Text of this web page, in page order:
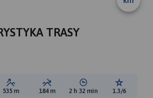
TRASY
trasy:Suma przewyższeń:
535 m Suma spadków:
184 m Średni czas potrzebny
2 h 32 min Ocena
1.3/6